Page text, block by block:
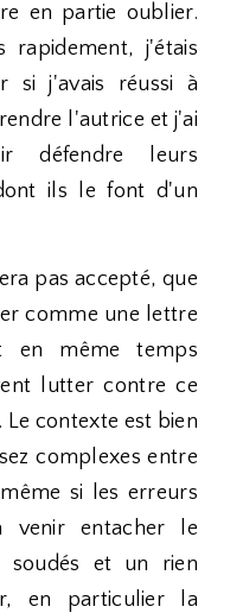
en partie oublier.
rapidement, j'étais
si j'avais réussi à
l'autrice et j'ai
défendre leurs
ils le font d'un
pas accepté, que
comme une lettre
même temps
lutter contre ce
contexte est bien
complexes entre
si les erreurs
venir entacher le
et un rien
en particulier la